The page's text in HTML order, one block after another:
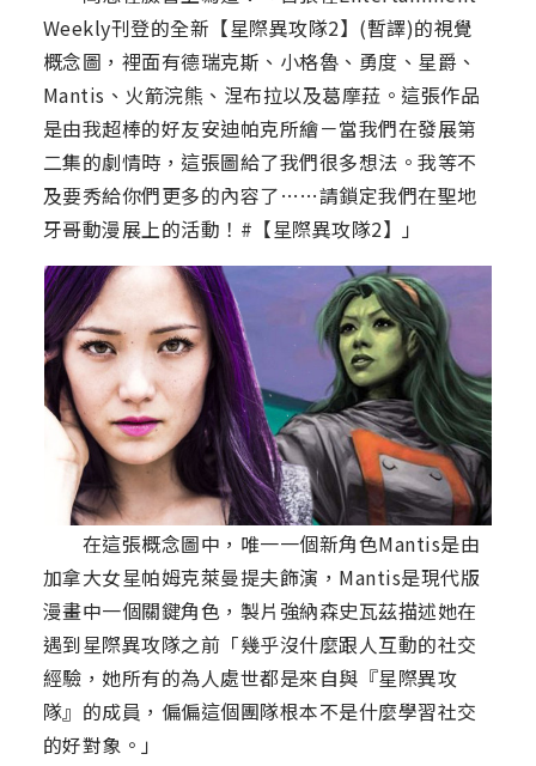
Weekly刊登的全新【星際異攻隊2】(暫譯)的視覺
概念圖，裡面有德瑞克斯、小格魯、勇度、星爵、
Mantis、火箭浣熊、涅布拉以及葛摩菈。這張作品
是由我超棒的好友安迪帕克所繪－當我們在發展第
二集的劇情時，這張圖給了我們很多想法。我等不
及要秀給你們更多的內容了……請鎖定我們在聖地
牙哥動漫展上的活動！#【星際異攻隊2】」
在這張概念圖中，唯一一個新角色Mantis是由
加拿大女星帕姆克萊曼提夫飾演，Mantis是現代版
漫畫中一個關鍵角色，製片強納森史瓦茲描述她在
遇到星際異攻隊之前「幾乎沒什麼跟人互動的社交
經驗，她所有的為人處世都是來自與『星際異攻
隊』的成員，偏偏這個團隊根本不是什麼學習社交
的好對象。」